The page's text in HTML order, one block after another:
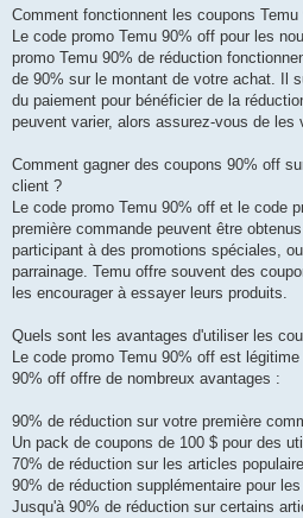
Comment fonctionnent les coupons
Le code promo Temu 90% off pour les
promo Temu 90% de réduction
de 90% sur le montant de votre achat. Il
du paiement pour bénéficier de la
peuvent varier, alors assurez-vous de les
Comment gagner des coupons 90% off
client ?
Le code promo Temu 90% off et le code
première commande peuvent être
participant à des promotions spéciales,
parrainage. Temu offre souvent des
les encourager à essayer leurs produits.
Quels sont les avantages d'utiliser les
Le code promo Temu 90% off est
90% off offre de nombreux avantages :
90% de réduction sur votre première
Un pack de coupons de 100 $ pour des
70% de réduction sur les articles
90% de réduction supplémentaire pour
Jusqu'à 90% de réduction sur certains